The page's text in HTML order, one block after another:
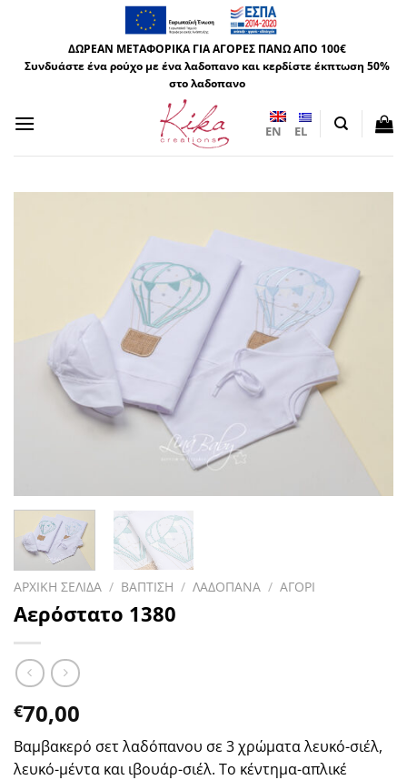
περιεχόμενοΔΩΡΕΑΝ ΜΕΤΑΦΟΡΙΚΑ ΓΙΑ ΑΓΟΡΕΣ ΠΑΝΩ ΑΠΟ 100€
Συνδυάστε ένα ρούχο με ένα λαδοπανο και κερδίστε έκπτωση 50%
στο λαδοπανο
EN EL
ΑΡΧΙΚΗ ΣΕΛΙΔΑ / ΒΑΠΤΙΣΗ / ΛΑΔΟΠΑΝΑ / ΑΓΟΡΙ
Αερόστατο 1380
€70,00
Βαμβακερό σετ λαδόπανου σε 3 χρώματα λευκό-σιέλ,
λευκό-μέντα και ιβουάρ-σιέλ. Το κέντημα-απλικέ